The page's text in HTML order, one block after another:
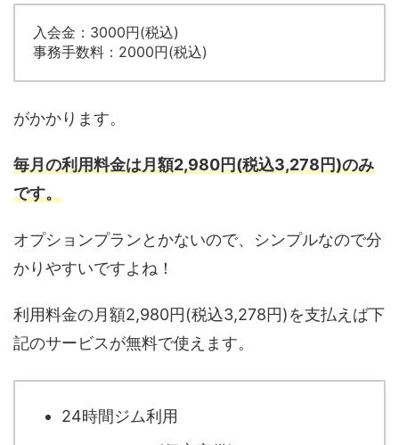
入会金：3000円(税込)
事務手数料：2000円(税込)
がかかります。
毎月の利用料金は月額2,980円(税込3,278円)のみ
です。
オプションプランとかないので、シンプルなので分
かりやすいですよね！
利用料金の月額2,980円(税込3,278円)を支払えば下
記のサービスが無料で使えます。
24時間ジム利用